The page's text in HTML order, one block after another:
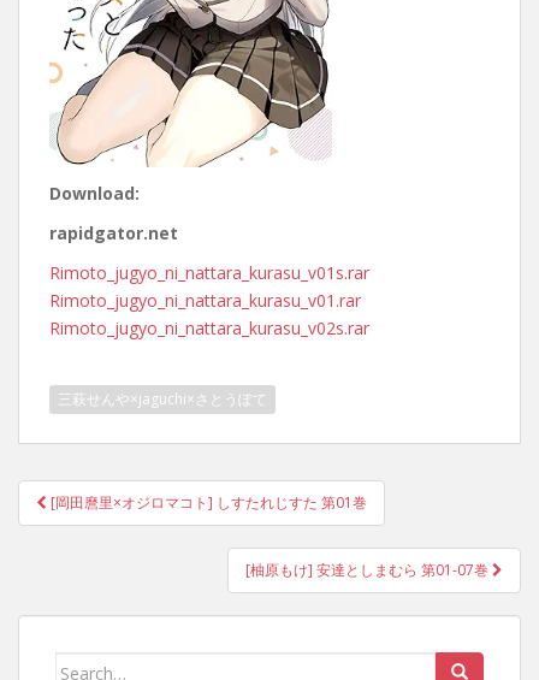
Download:
rapidgator.net
Rimoto_jugyo_ni_nattara_kurasu_v01s.rar
Rimoto_jugyo_ni_nattara_kurasu_v01.rar
Rimoto_jugyo_ni_nattara_kurasu_v02s.rar
三萩せんや×jaguchi×さとうぽて
Post
navigation
[岡田麿里×オジロマコト] しすたれじすた 第01巻
[柚原もけ] 安達としまむら 第01-07巻
Search